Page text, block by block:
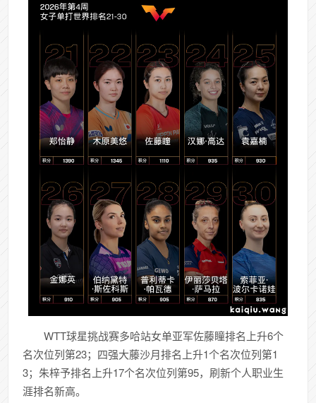
WTT球星挑战赛多哈站女单亚军佐藤瞳排名上升6个
名次位列第23；四强大藤沙月排名上升1个名次位列第1
3；朱梓予排名上升17个名次位列第95，刷新个人职业生
涯排名新高。